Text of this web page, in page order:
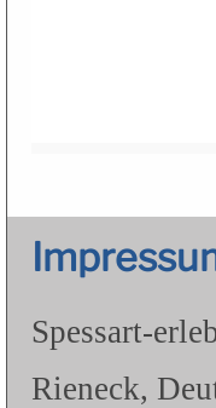
Spessart-
Rieneck,